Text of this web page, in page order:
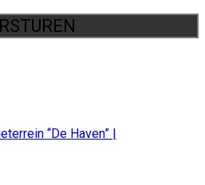
“De Haven” |